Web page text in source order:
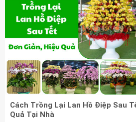
Cách Trồng Lại Lan Hồ Điệp Sau
Quả Tại Nhà